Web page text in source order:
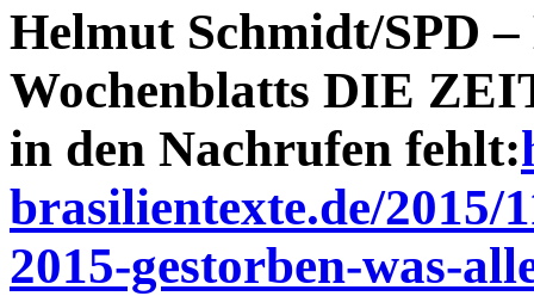
Helmut Schmidt/SPD
Wochenblatts DIE
in den Nachrufen fehlt:
brasilientexte.de/2015/
2015-gestorben-was-